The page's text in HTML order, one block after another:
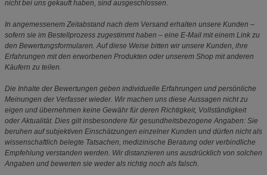
nicht bei uns gekauft haben, sind ausgeschlossen.
In angemessenem Zeitabstand nach dem Versand erhalten unsere Kunden –
sofern sie im Bestellprozess zugestimmt haben – eine E-Mail mit einem Link zu
den Bewertungsformularen. Auf diese Weise bitten wir unsere Kunden, ihre
Erfahrungen mit den erworbenen Produkten oder unserem Shop mit anderen
Käufern zu teilen.
Die Inhalte der Bewertungen geben individuelle Erfahrungen und persönliche
Meinungen der Verfasser wieder. Wir machen uns diese Aussagen nicht zu
eigen und übernehmen keine Gewähr für deren Richtigkeit, Vollständigkeit
oder Aktualität. Dies gilt insbesondere für gesundheitsbezogene Angaben: Sie
beruhen auf subjektiven Einschätzungen einzelner Kunden und dürfen nicht als
wissenschaftlich belegte Tatsachen, medizinische Beratung oder verbindliche
Empfehlung verstanden werden. Wir distanzieren uns ausdrücklich von solchen
Angaben und bewerten sie weder als richtig noch als falsch.